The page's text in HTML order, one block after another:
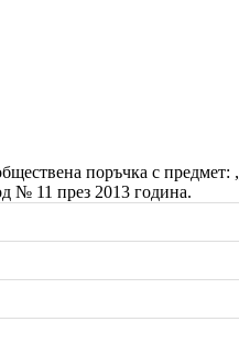
поръчка с предмет:
№ 11 през 2013 година.